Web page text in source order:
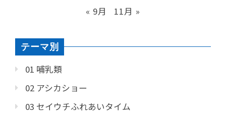
« 9月 11月 »
テーマ別
01 哺乳類
02 アシカショー
03 セイウチふれあいタイム